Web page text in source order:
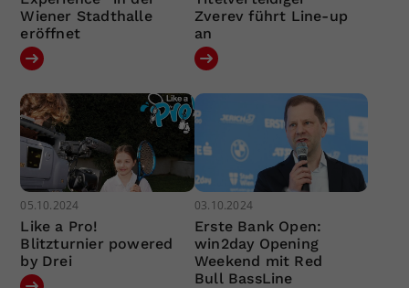
Wiener Stadthalle
eröffnet
Zverev führt Line-up
an
05.10.2024
Like a Pro!
Blitzturnier powered
by Drei
03.10.2024
Erste Bank Open:
win2day Opening
Weekend mit Red
Bull BassLine